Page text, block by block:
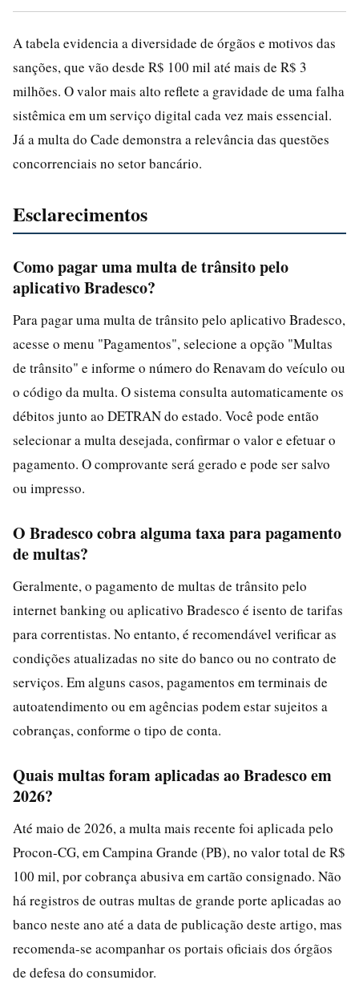
A tabela evidencia a diversidade de órgãos e motivos das
sanções, que vão desde R$ 100 mil até mais de R$ 3
milhões. O valor mais alto reflete a gravidade de uma falha
sistêmica em um serviço digital cada vez mais essencial.
Já a multa do Cade demonstra a relevância das questões
concorrenciais no setor bancário.
Esclarecimentos
Como pagar uma multa de trânsito pelo
aplicativo Bradesco?
Para pagar uma multa de trânsito pelo aplicativo Bradesco,
acesse o menu "Pagamentos", selecione a opção "Multas
de trânsito" e informe o número do Renavam do veículo ou
o código da multa. O sistema consulta automaticamente os
débitos junto ao DETRAN do estado. Você pode então
selecionar a multa desejada, confirmar o valor e efetuar o
pagamento. O comprovante será gerado e pode ser salvo
ou impresso.
O Bradesco cobra alguma taxa para pagamento
de multas?
Geralmente, o pagamento de multas de trânsito pelo
internet banking ou aplicativo Bradesco é isento de tarifas
para correntistas. No entanto, é recomendável verificar as
condições atualizadas no site do banco ou no contrato de
serviços. Em alguns casos, pagamentos em terminais de
autoatendimento ou em agências podem estar sujeitos a
cobranças, conforme o tipo de conta.
Quais multas foram aplicadas ao Bradesco em
2026?
Até maio de 2026, a multa mais recente foi aplicada pelo
Procon-CG, em Campina Grande (PB), no valor total de R$
100 mil, por cobrança abusiva em cartão consignado. Não
há registros de outras multas de grande porte aplicadas ao
banco neste ano até a data de publicação deste artigo, mas
recomenda-se acompanhar os portais oficiais dos órgãos
de defesa do consumidor.